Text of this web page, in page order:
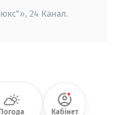
24 Канал.
Погода Кабінет